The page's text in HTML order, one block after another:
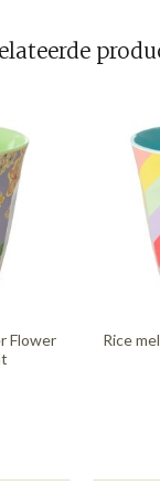
Flower
Rice